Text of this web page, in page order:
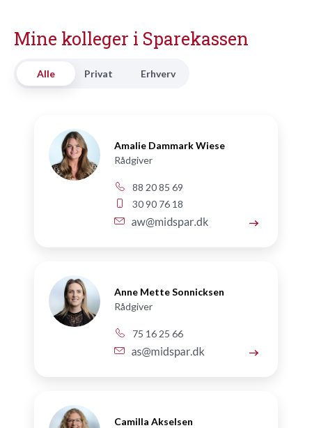
Mine kolleger i Sparekassen
Alle Privat Erhverv
Amalie Dammark Wiese
Rådgiver
88 20 85 69
30 90 76 18
Anne Mette Sonnicksen
Rådgiver
75 16 25 66
Camilla Akselsen